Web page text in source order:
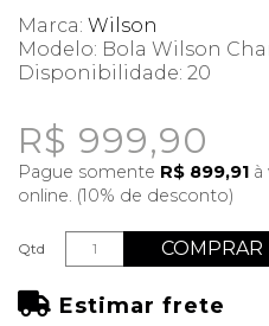
Marca: Wilson
Modelo: Bola Wilson
Disponibilidade: 20
R$ 999,90
Pague somente R$ 899,91 à
online. (10% de desconto)
Qtd COMPRAR
Estimar frete